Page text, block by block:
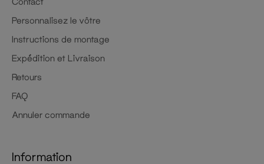
Personnalisez le vôtre
Instructions de montage
Expédition et Livraison
Retours
FAQ
Annuler commande
Information